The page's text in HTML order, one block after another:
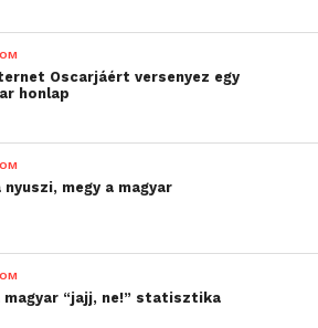
Oscarjáért versenyez egy
honlap
nyuszi, megy a magyar
magyar “jajj, ne!” statisztika